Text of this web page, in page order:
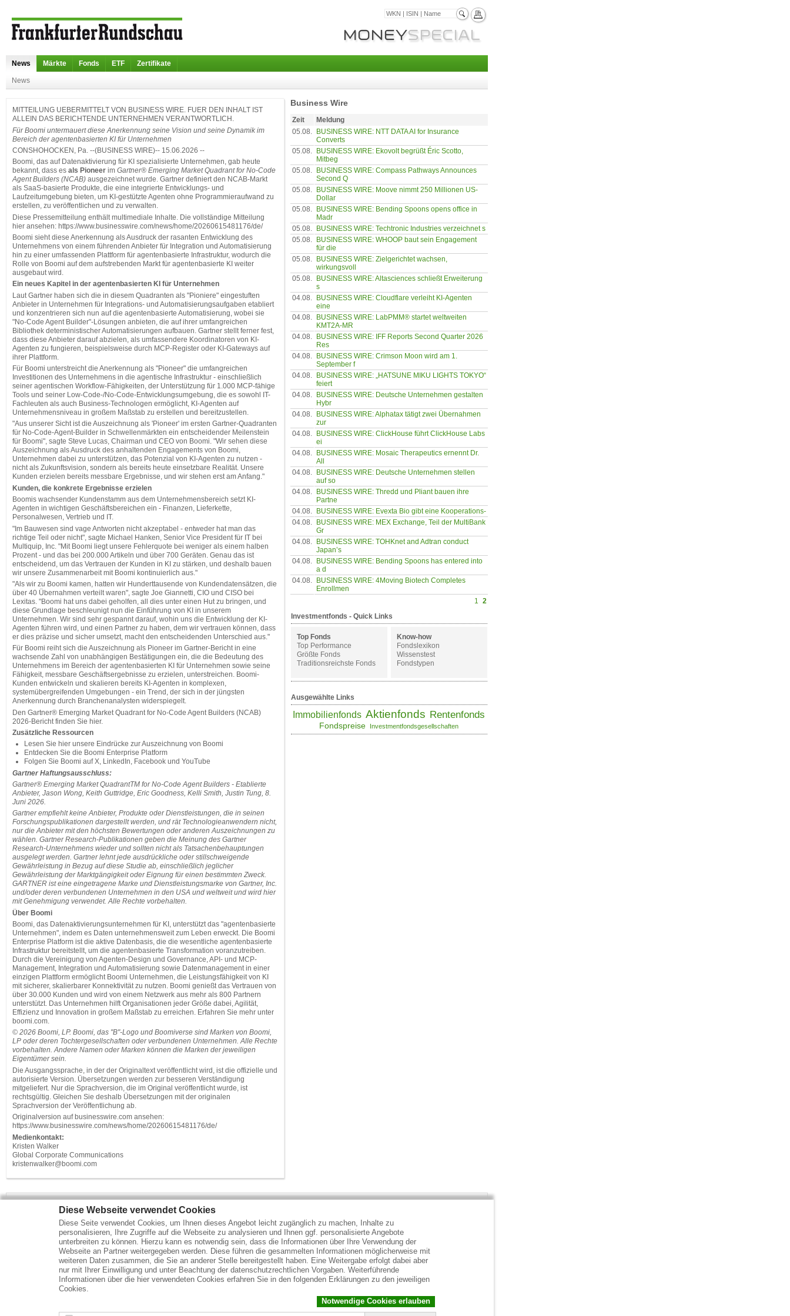
Diese Webseite verwendet Cookies
Diese Seite verwendet Cookies, um Ihnen dieses Angebot leicht zugänglich zu machen, Inhalte zu
personalisieren, Ihre Zugriffe auf die Webseite zu analysieren und Ihnen ggf. personalisierte Angebote
unterbreiten zu können. Hierzu kann es notwendig sein, dass die Informationen über Ihre Verwendung der
Webseite an Partner weitergegeben werden. Diese führen die gesammelten Informationen möglicherweise mit
weiteren Daten zusammen, die Sie an anderer Stelle bereitgestellt haben. Eine Weitergabe erfolgt dabei aber
nur mit Ihrer Einwilligung und unter Beachtung der datenschutzrechtlichen Vorgaben. Weiterführende
Informationen über die hier verwendeten Cookies erfahren Sie in den folgenden Erklärungen zu den jeweiligen
Cookies.
Notwendige Cookies erlauben
News Märkte Fonds ETF Zertifikate
News
MITTEILUNG UEBERMITTELT VON BUSINESS WIRE. FUER DEN INHALT IST
ALLEIN DAS BERICHTENDE UNTERNEHMEN VERANTWORTLICH.
Für Boomi untermauert diese Anerkennung seine Vision und seine Dynamik im
Bereich der agentenbasierten KI für Unternehmen
CONSHOHOCKEN, Pa. --(BUSINESS WIRE)-- 15.06.2026 --
Boomi, das auf Datenaktivierung für KI spezialisierte Unternehmen, gab heute
bekannt, dass es als Pioneer im Gartner® Emerging Market Quadrant for No-Code
Agent Builders (NCAB) ausgezeichnet wurde. Gartner definiert den NCAB-Markt
als SaaS-basierte Produkte, die eine integrierte Entwicklungs- und
Laufzeitumgebung bieten, um KI-gestützte Agenten ohne Programmieraufwand zu
erstellen, zu veröffentlichen und zu verwalten.
Diese Pressemitteilung enthält multimediale Inhalte. Die vollständige Mitteilung
hier ansehen: https://www.businesswire.com/news/home/20260615481176/de/
Boomi sieht diese Anerkennung als Ausdruck der rasanten Entwicklung des
Unternehmens von einem führenden Anbieter für Integration und Automatisierung
hin zu einer umfassenden Plattform für agentenbasierte Infrastruktur, wodurch die
Rolle von Boomi auf dem aufstrebenden Markt für agentenbasierte KI weiter
ausgebaut wird.
Ein neues Kapitel in der agentenbasierten KI für Unternehmen
Laut Gartner haben sich die in diesem Quadranten als "Pioniere" eingestuften
Anbieter in Unternehmen für Integrations- und Automatisierungsaufgaben etabliert
und konzentrieren sich nun auf die agentenbasierte Automatisierung, wobei sie
"No-Code Agent Builder"-Lösungen anbieten, die auf ihrer umfangreichen
Bibliothek deterministischer Automatisierungen aufbauen. Gartner stellt ferner fest,
dass diese Anbieter darauf abzielen, als umfassendere Koordinatoren von KI-
Agenten zu fungieren, beispielsweise durch MCP-Register oder KI-Gateways auf
ihrer Plattform.
Für Boomi unterstreicht die Anerkennung als "Pioneer" die umfangreichen
Investitionen des Unternehmens in die agentische Infrastruktur - einschließlich
seiner agentischen Workflow-Fähigkeiten, der Unterstützung für 1.000 MCP-fähige
Tools und seiner Low-Code-/No-Code-Entwicklungsumgebung, die es sowohl IT-
Fachleuten als auch Business-Technologen ermöglicht, KI-Agenten auf
Unternehmensniveau in großem Maßstab zu erstellen und bereitzustellen.
"Aus unserer Sicht ist die Auszeichnung als 'Pioneer' im ersten Gartner-Quadranten
für No-Code-Agent-Builder in Schwellenmärkten ein entscheidender Meilenstein
für Boomi", sagte Steve Lucas, Chairman und CEO von Boomi. "Wir sehen diese
Auszeichnung als Ausdruck des anhaltenden Engagements von Boomi,
Unternehmen dabei zu unterstützen, das Potenzial von KI-Agenten zu nutzen -
nicht als Zukunftsvision, sondern als bereits heute einsetzbare Realität. Unsere
Kunden erzielen bereits messbare Ergebnisse, und wir stehen erst am Anfang."
Kunden, die konkrete Ergebnisse erzielen
Boomis wachsender Kundenstamm aus dem Unternehmensbereich setzt KI-
Agenten in wichtigen Geschäftsbereichen ein - Finanzen, Lieferkette,
Personalwesen, Vertrieb und IT.
"Im Bauwesen sind vage Antworten nicht akzeptabel - entweder hat man das
richtige Teil oder nicht", sagte Michael Hanken, Senior Vice President für IT bei
Multiquip, Inc. "Mit Boomi liegt unsere Fehlerquote bei weniger als einem halben
Prozent - und das bei 200.000 Artikeln und über 700 Geräten. Genau das ist
entscheidend, um das Vertrauen der Kunden in KI zu stärken, und deshalb bauen
wir unsere Zusammenarbeit mit Boomi kontinuierlich aus."
"Als wir zu Boomi kamen, hatten wir Hunderttausende von Kundendatensätzen, die
über 40 Übernahmen verteilt waren", sagte Joe Giannetti, CIO und CISO bei
Lexitas. "Boomi hat uns dabei geholfen, all dies unter einen Hut zu bringen, und
diese Grundlage beschleunigt nun die Einführung von KI in unserem
Unternehmen. Wir sind sehr gespannt darauf, wohin uns die Entwicklung der KI-
Agenten führen wird, und einen Partner zu haben, dem wir vertrauen können, dass
er dies präzise und sicher umsetzt, macht den entscheidenden Unterschied aus."
Für Boomi reiht sich die Auszeichnung als Pioneer im Gartner-Bericht in eine
wachsende Zahl von unabhängigen Bestätigungen ein, die die Bedeutung des
Unternehmens im Bereich der agentenbasierten KI für Unternehmen sowie seine
Fähigkeit, messbare Geschäftsergebnisse zu erzielen, unterstreichen. Boomi-
Kunden entwickeln und skalieren bereits KI-Agenten in komplexen,
systemübergreifenden Umgebungen - ein Trend, der sich in der jüngsten
Anerkennung durch Branchenanalysten widerspiegelt.
Den Gartner® Emerging Market Quadrant for No-Code Agent Builders (NCAB)
2026-Bericht finden Sie hier.
Zusätzliche Ressourcen
Lesen Sie hier unsere Eindrücke zur Auszeichnung von Boomi
Entdecken Sie die Boomi Enterprise Platform
Folgen Sie Boomi auf X, LinkedIn, Facebook und YouTube
Gartner Haftungsausschluss:
Gartner® Emerging Market QuadrantTM for No-Code Agent Builders - Etablierte
Anbieter, Jason Wong, Keith Guttridge, Eric Goodness, Kelli Smith, Justin Tung, 8.
Juni 2026.
Gartner empfiehlt keine Anbieter, Produkte oder Dienstleistungen, die in seinen
Forschungspublikationen dargestellt werden, und rät Technologieanwendern nicht,
nur die Anbieter mit den höchsten Bewertungen oder anderen Auszeichnungen zu
wählen. Gartner Research-Publikationen geben die Meinung des Gartner
Research-Unternehmens wieder und sollten nicht als Tatsachenbehauptungen
ausgelegt werden. Gartner lehnt jede ausdrückliche oder stillschweigende
Gewährleistung in Bezug auf diese Studie ab, einschließlich jeglicher
Gewährleistung der Marktgängigkeit oder Eignung für einen bestimmten Zweck.
GARTNER ist eine eingetragene Marke und Dienstleistungsmarke von Gartner, Inc.
und/oder deren verbundenen Unternehmen in den USA und weltweit und wird hier
mit Genehmigung verwendet. Alle Rechte vorbehalten.
Über Boomi
Boomi, das Datenaktivierungsunternehmen für KI, unterstützt das "agentenbasierte
Unternehmen", indem es Daten unternehmensweit zum Leben erweckt. Die Boomi
Enterprise Platform ist die aktive Datenbasis, die die wesentliche agentenbasierte
Infrastruktur bereitstellt, um die agentenbasierte Transformation voranzutreiben.
Durch die Vereinigung von Agenten-Design und Governance, API- und MCP-
Management, Integration und Automatisierung sowie Datenmanagement in einer
einzigen Plattform ermöglicht Boomi Unternehmen, die Leistungsfähigkeit von KI
mit sicherer, skalierbarer Konnektivität zu nutzen. Boomi genießt das Vertrauen von
über 30.000 Kunden und wird von einem Netzwerk aus mehr als 800 Partnern
unterstützt. Das Unternehmen hilft Organisationen jeder Größe dabei, Agilität,
Effizienz und Innovation in großem Maßstab zu erreichen. Erfahren Sie mehr unter
boomi.com.
© 2026 Boomi, LP. Boomi, das "B"-Logo und Boomiverse sind Marken von Boomi,
LP oder deren Tochtergesellschaften oder verbundenen Unternehmen. Alle Rechte
vorbehalten. Andere Namen oder Marken können die Marken der jeweiligen
Eigentümer sein.
Die Ausgangssprache, in der der Originaltext veröffentlicht wird, ist die offizielle und
autorisierte Version. Übersetzungen werden zur besseren Verständigung
mitgeliefert. Nur die Sprachversion, die im Original veröffentlicht wurde, ist
rechtsgültig. Gleichen Sie deshalb Übersetzungen mit der originalen
Sprachversion der Veröffentlichung ab.
Originalversion auf businesswire.com ansehen:
https://www.businesswire.com/news/home/20260615481176/de/
Medienkontakt:
Kristen Walker
Global Corporate Communications
kristenwalker@boomi.com
Business Wire
Zeit
Meldung
05.08.
BUSINESS WIRE: NTT DATA AI for Insurance
Converts
05.08.
BUSINESS WIRE: Ekovolt begrüßt Éric Scotto,
Mitbeg
05.08.
BUSINESS WIRE: Compass Pathways Announces
Second Q
05.08.
BUSINESS WIRE: Moove nimmt 250 Millionen US-
Dollar
05.08.
BUSINESS WIRE: Bending Spoons opens office in
Madr
05.08.
BUSINESS WIRE: Techtronic Industries verzeichnet s
05.08.
BUSINESS WIRE: WHOOP baut sein Engagement
für die
05.08.
BUSINESS WIRE: Zielgerichtet wachsen,
wirkungsvoll
05.08.
BUSINESS WIRE: Altasciences schließt Erweiterung
s
04.08.
BUSINESS WIRE: Cloudflare verleiht KI-Agenten
eine
04.08.
BUSINESS WIRE: LabPMM® startet weltweiten
KMT2A-MR
04.08.
BUSINESS WIRE: IFF Reports Second Quarter 2026
Res
04.08.
BUSINESS WIRE: Crimson Moon wird am 1.
September f
04.08.
BUSINESS WIRE: „HATSUNE MIKU LIGHTS TOKYO“
feiert
04.08.
BUSINESS WIRE: Deutsche Unternehmen gestalten
Hybr
04.08.
BUSINESS WIRE: Alphatax tätigt zwei Übernahmen
zur
04.08.
BUSINESS WIRE: ClickHouse führt ClickHouse Labs
ei
04.08.
BUSINESS WIRE: Mosaic Therapeutics ernennt Dr.
All
04.08.
BUSINESS WIRE: Deutsche Unternehmen stellen
auf so
04.08.
BUSINESS WIRE: Thredd und Pliant bauen ihre
Partne
04.08.
BUSINESS WIRE: Evexta Bio gibt eine Kooperations-
04.08.
BUSINESS WIRE: MEX Exchange, Teil der MultiBank
Gr
04.08.
BUSINESS WIRE: TOHKnet and Adtran conduct
Japan’s
04.08.
BUSINESS WIRE: Bending Spoons has entered into
a d
04.08.
BUSINESS WIRE: 4Moving Biotech Completes
Enrollmen
1 2
Investmentfonds - Quick Links
Top Fonds
Top Performance
Größte Fonds
Traditionsreichste Fonds
Know-how
Fondslexikon
Wissenstest
Fondstypen
Ausgewählte Links
Immobilienfonds Aktienfonds Rentenfonds
Fondspreise Investmentfondsgesellschaften
Mehr Marktdaten und Kurse finden Sie aufwww.finanztreff.de
Wirtschaft
ETF Fonds
Anleihen
Optionsscheine
Rohstoffe